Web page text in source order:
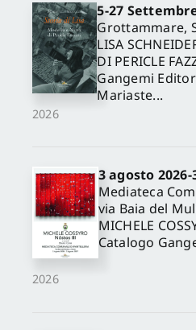
2026
5-27
Grottammare,
LISA
DI PERICLE
Gangemi
Mariaste...
2026
3 agosto
Mediateca
via Baia del
MICHELE
Catalogo